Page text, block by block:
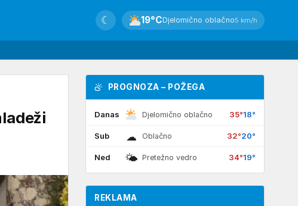
19°CDjelomično oblačno5 km/h
☾
PROGNOZA – POŽEGA
Danas Djelomično oblačno 35°18°
Sub ☁ Oblačno 32°20°
Ned 🌤 Pretežno vedro 34°19°
REKLAMA